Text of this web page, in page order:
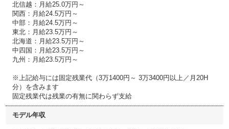
北信越：月給25.0万円～
関西：月給24.5万円～
中部：月給24.5万円～
東北：月給23.5万円～
北海道：月給23.5万円～
中四国：月給23.5万円～
九州：月給23.5万円～
※上記給与には固定残業代（3万1400円～ 3万3400円以上／月20H
分）を含みます
固定残業代は残業の有無に関わらず支給
モデル年収